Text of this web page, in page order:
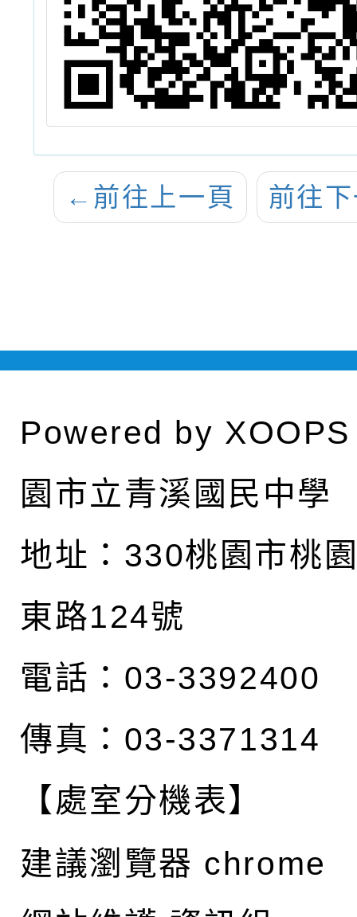
← 前往上一頁 前往
Powered by XOOPS
園市立青溪國民中學
地址： 330桃園市桃
東路124號
電話：03-3392400
傳真：03-3371314
【處室分機表】
建議瀏覽器 chrome